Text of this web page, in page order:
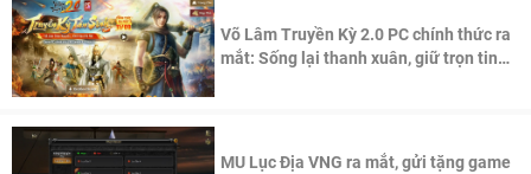
Võ Lâm Truyền Kỳ 2.0 PC chính thức ra
mắt: Sống lại thanh xuân, giữ trọn tinh
MU Lục Địa VNG ra mắt, gửi tặng game